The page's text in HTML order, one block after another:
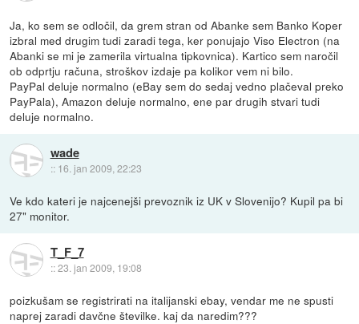
Ja, ko sem se odločil, da grem stran od Abanke sem Banko Koper
izbral med drugim tudi zaradi tega, ker ponujajo Viso Electron (na
Abanki se mi je zamerila virtualna tipkovnica). Kartico sem naročil
ob odprtju računa, stroškov izdaje pa kolikor vem ni bilo.
PayPal deluje normalno (eBay sem do sedaj vedno plačeval preko
PayPala), Amazon deluje normalno, ene par drugih stvari tudi
deluje normalno.
wade
:: 16. jan 2009, 22:23
Ve kdo kateri je najcenejši prevoznik iz UK v Slovenijo? Kupil pa bi
27" monitor.
T_F_7
::23. jan 2009, 19:08
poizkušam se registrirati na italijanski ebay, vendar me ne spusti
naprej zaradi davčne številke. kaj da naredim???